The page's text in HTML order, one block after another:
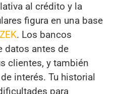
al crédito y la
figura en una base
ZEK. Los bancos
datos antes de
clientes, y también
interés. Tu historial
para